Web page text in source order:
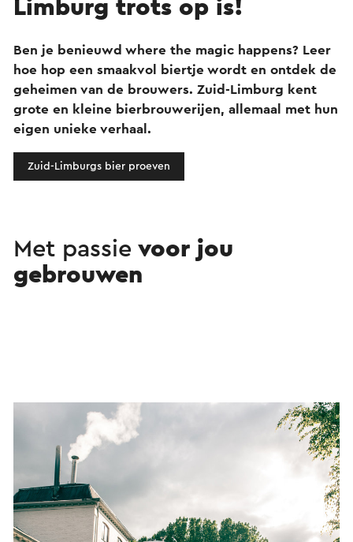
Limburg trots op is!
Ben je benieuwd where the magic happens? Leer
hoe hop een smaakvol biertje wordt en ontdek de
geheimen van de brouwers. Zuid-Limburg kent
grote en kleine bierbrouwerijen, allemaal met hun
eigen unieke verhaal.
Zuid-Limburgs bier proeven
Met passie voor jou
gebrouwen